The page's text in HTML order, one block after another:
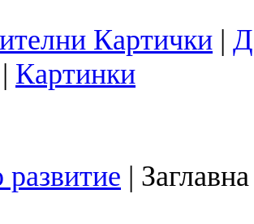
Картички |
| Картинки
|